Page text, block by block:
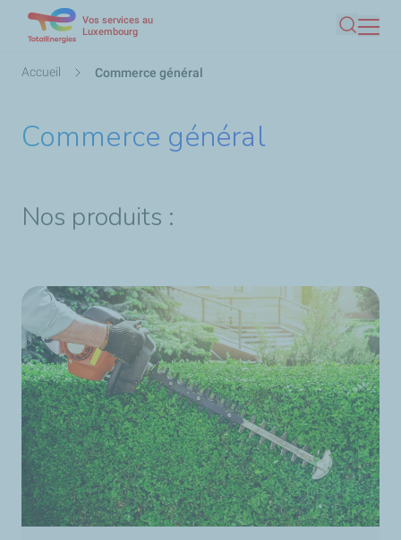
contenu
Vos services au
Luxembourg
Fil
Accueil Commerce général
Commerce général
Nos produits :